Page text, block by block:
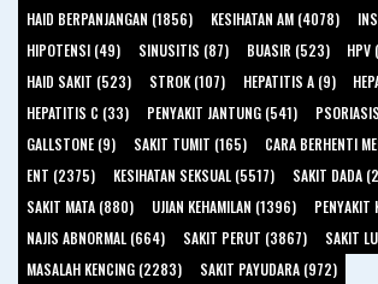
HAID BERPANJANGAN (1856)
KESIHATAN AM (4078)
HIPOTENSI (49)
SINUSITIS (87) BUASIR (523) HPV
HAID SAKIT (523)
STROK (107) HEPATITIS A (9)
HEPATITIS C (33)
PENYAKIT JANTUNG (541)
GALLSTONE (9)
SAKIT TUMIT (165)
CARA BERHENTI
ENT (2375)
KESIHATAN SEKSUAL (5517)
SAKIT DADA
SAKIT MATA (880)
UJIAN KEHAMILAN (1396)
NAJIS ABNORMAL (664)
SAKIT PERUT (3867)
SAKIT
MASALAH KENCING (2283)
SAKIT PAYUDARA (972)